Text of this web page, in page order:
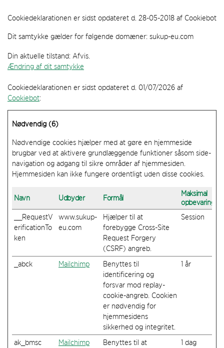
Cookiedeklarationen er sidst opdateret d. 28-05-2018 af Cookiebot
Dit samtykke gælder for følgende domæner: sukup-eu.com
Din aktuelle tilstand: Afvis.
Ændring af dit samtykke
Cookiedeklarationen er sidst opdateret d. 01/07/2026 af
Cookiebot:
Nødvendig (6)
Nødvendige cookies hjælper med at gøre en hjemmeside
brugbar ved at aktivere grundlæggende funktioner såsom side-
navigation og adgang til sikre områder af hjemmesiden.
Hjemmesiden kan ikke fungere ordentligt uden disse cookies.
Navn Udbyder Formål
Maksimal
__RequestV
erificationTo
ken
www.sukup-
eu.com
Hjælper til at
forebygge Cross-Site
Request Forgery
(CSRF) angreb.
Session
_abck Mailchimp
Benyttes til
identificering og
forsvar mod replay-
cookie-angreb. Cookien
er nødvendig for
hjemmesidens
sikkerhed og integritet.
1 år
ak_bmsc Mailchimp
Benyttes til at
1 dag